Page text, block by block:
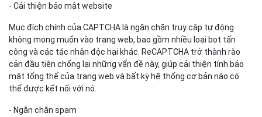
- Cải thiện bảo mật website
Mục đích chính của CAPTCHA là ngăn chặn truy cập tự động
không mong muốn vào trang web, bao gồm nhiều loại bot tấn
công và các tác nhân độc hại khác. ReCAPTCHA trở thành rào
cản đầu tiên chống lại những vấn đề này, giúp cải thiện tính bảo
mật tổng thể của trang web và bất kỳ hệ thống cơ bản nào có
thể được kết nối với nó.
- Ngăn chặn spam